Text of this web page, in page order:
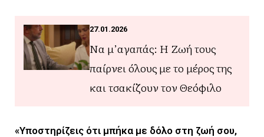
27.01.2026
Να μ’αγαπάς: Η Ζωή τους
παίρνει όλους με το μέρος της
και τσακίζουν τον Θεόφιλο
«Υποστηρίζεις ότι μπήκα με δόλο στη ζωή σου,